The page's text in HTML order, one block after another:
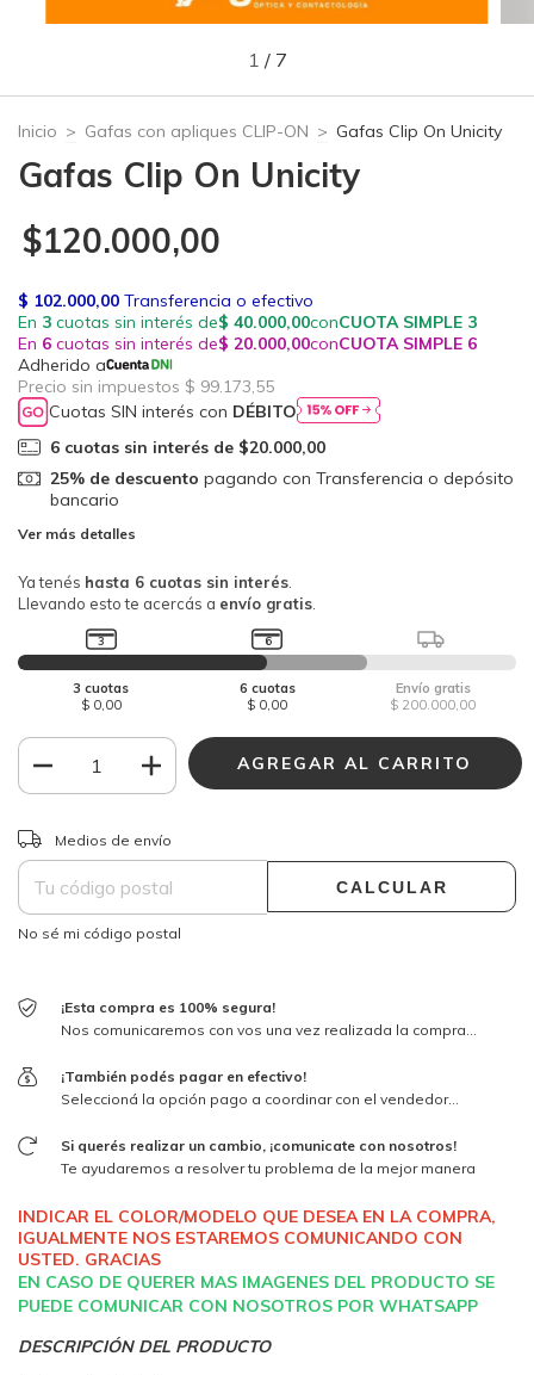
1 / 7
Inicio > Gafas con apliques CLIP-ON > Gafas Clip On Unicity
Gafas Clip On Unicity
$120.000,00
Cuotas SIN interés con DÉBITO
6 cuotas sin interés de $20.000,00
25% de descuento pagando con Transferencia o depósito
bancario
Ver más detalles
Entregas para el CP:
Medios de envío
CALCULAR
No sé mi código postal
¡Esta compra es 100% segura!
Nos comunicaremos con vos una vez realizada la compra...
¡También podés pagar en efectivo!
Seleccioná la opción pago a coordinar con el vendedor...
Si querés realizar un cambio, ¡comunicate con nosotros!
Te ayudaremos a resolver tu problema de la mejor manera
INDICAR EL COLOR/MODELO QUE DESEA EN LA COMPRA,
IGUALMENTE NOS ESTAREMOS COMUNICANDO CON
USTED. GRACIAS
EN CASO DE QUERER MAS IMAGENES DEL PRODUCTO SE
PUEDE COMUNICAR CON NOSOTROS POR WHATSAPP
DESCRIPCIÓN DEL PRODUCTO